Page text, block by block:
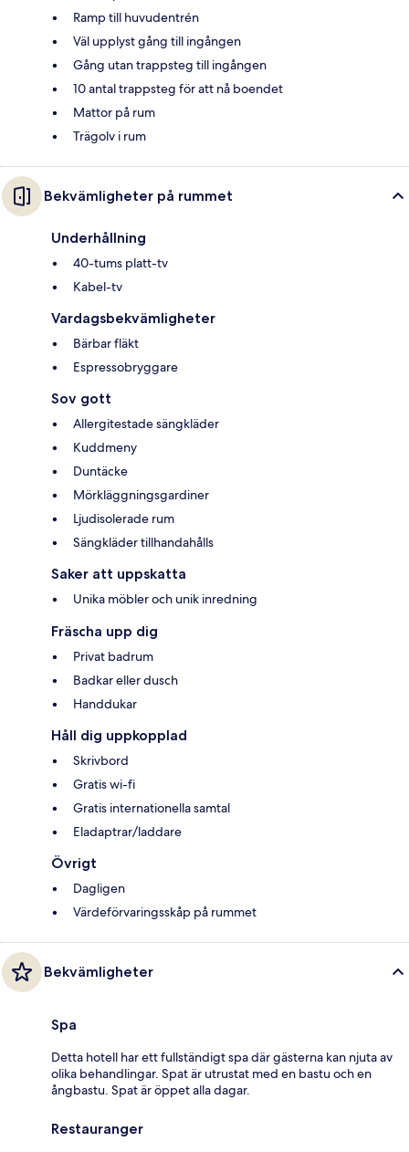
Ramp till huvudentrén
Väl upplyst gång till ingången
Gång utan trappsteg till ingången
10 antal trappsteg för att nå boendet
Mattor på rum
Trägolv i rum
Bekvämligheter på rummet
Underhållning
40-tums platt-tv
Kabel-tv
Vardagsbekvämligheter
Bärbar fläkt
Espressobryggare
Sov gott
Allergitestade sängkläder
Kuddmeny
Duntäcke
Mörkläggningsgardiner
Ljudisolerade rum
Sängkläder tillhandahålls
Saker att uppskatta
Unika möbler och unik inredning
Fräscha upp dig
Privat badrum
Badkar eller dusch
Handdukar
Håll dig uppkopplad
Skrivbord
Gratis wi-fi
Gratis internationella samtal
Eladaptrar/laddare
Övrigt
Dagligen
Värdeförvaringsskåp på rummet
Bekvämligheter
Spa
Detta hotell har ett fullständigt spa där gästerna kan njuta av
olika behandlingar. Spat är utrustat med en bastu och en
ångbastu. Spat är öppet alla dagar.
Restauranger